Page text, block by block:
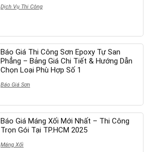
Dịch Vụ Thi Công
Báo Giá Thi Công Sơn Epoxy Tự San
Phẳng – Bảng Giá Chi Tiết & Hướng Dẫn
Chọn Loại Phù Hợp Số 1
Báo Giá Sơn
Báo Giá Máng Xối Mới Nhất – Thi Công
Trọn Gói Tại TP.HCM 2025
Máng Xối